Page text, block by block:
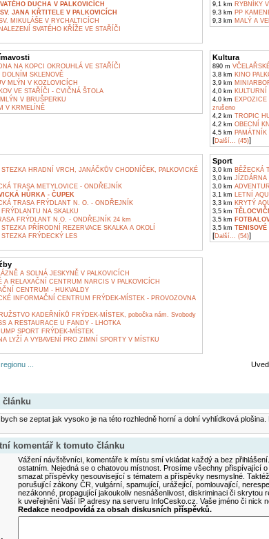
DUCHA V PALKOVICÍCH
JANA KŘTITELE V PALKOVICÍCH
MIKULÁŠE V RYCHALTICÍCH
SVATÉHO KŘÍŽE VE STAŘÍČI
9,1 km RYBNÍKY
9,3 km PP
9,3 km MALÝ A
NA KOPCI OKROUHLÁ VE STAŘÍČI
DOLNÍM SKLENOVĚ
MLÝN V KOZLOVICÍCH
VE STAŘÍČI - CVIČNÁ ŠTOLA
V BRUŠPERKU
V KRMELÍNĚ
Kultura
890 m
3,8 km KINO
3,9 km
4,0 km KULTURNÍ
4,0 km
zrušeno
4,2 km TROPIC
4,2 km OBECNÍ
4,5 km PAMÁTNÍK
[Další... (45)]
STEZKA HRADNÍ VRCH, JANÁČKŮV CHODNÍČEK, PALKOVICKÉ
TRASA METYLOVICE - ONDŘEJNÍK
HŮRKA - ČUPEK
TRASA FRÝDLANT N. O. - ONDŘEJNÍK
NA SKALKU
FRÝDLANT N.O. - ONDŘEJNÍK 24 km
PŘÍRODNÍ REZERVACE SKALKA A OKOLÍ
FRÝDECKÝ LES
Sport
3,0 km BĚŽECKÁ
3,0 km JÍZDÁRNA
3,0 km
3,1 km LETNÍ
3,3 km KRYTÝ
3,5 km
3,5 km
3,5 km
[Další... (54)]
A SOLNÁ JESKYNĚ V PALKOVICÍCH
A RELAXAČNÍ CENTRUM NARCIS V PALKOVICÍCH
CENTRUM - HUKVALDY
INFORMAČNÍ CENTRUM FRÝDEK-MÍSTEK - PROVOZOVNA
KADEŘNÍKŮ FRÝDEK-MÍSTEK, pobočka nám. Svobody
A RESTAURACE U FANDY - LHOTKA
SPORT FRÝDEK-MÍSTEK
LYŽÍ A VYBAVENÍ PRO ZIMNÍ SPORTY V MÍSTKU
...
článku
se zeptat jak vysoko je na této rozhledně horní a dolní vyhlídková plošina.
komentář k tomuto článku
Vážení návštěvníci, komentáře k místu smí vkládat každý a bez
ostatním. Nejedná se o chatovou místnost. Prosíme všechny přispívající
smazat příspěvky nesouvisející s tématem a příspěvky nesmyslné.
porušující zákony ČR, vulgární, spamující, urážející, pomlouvající,
nezákonné, propagující jakoukoliv nesnášenlivost, diskriminaci či skrytou
k uveřejnění Vaší IP adresy na serveru InfoCesko.cz. Vaše jméno či nick
Redakce neodpovídá za obsah diskusních příspěvků.